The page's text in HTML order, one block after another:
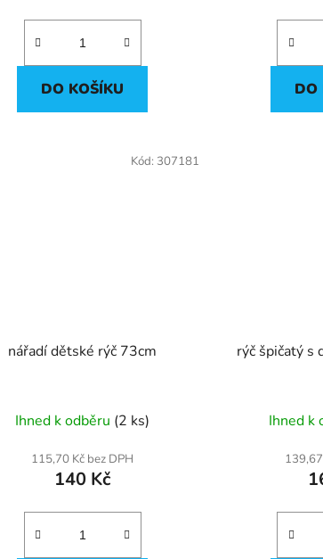
DO KOŠÍKU DO
nářadí dětské rýč 73cm
Ihned k odběru (2 ks)
115,70 Kč bez DPH
140 Kč
Kód: 307181
rýč špičatý s
Ihned k